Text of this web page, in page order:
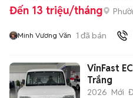
Đến 13 triệu/tháng
Minh Vương Văn 1 đã bán
VinFast
Trắng
2026 Mới